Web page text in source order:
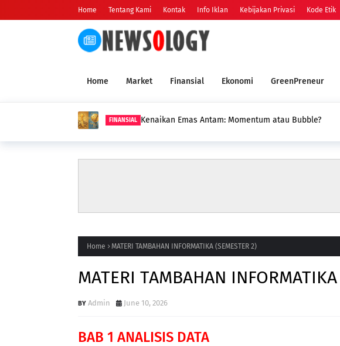
Home Tentang Kami Kontak Info Iklan Kebijakan Privasi Kode Etik
Home Market Finansial Ekonomi GreenPreneur
FINANSIAL Kenaikan Emas Antam: Momentum atau Bubble?
Home MATERI TAMBAHAN INFORMATIKA (SEMESTER 2)
MATERI TAMBAHAN
Admin June 10, 2026
BAB 1 ANALISIS DATA